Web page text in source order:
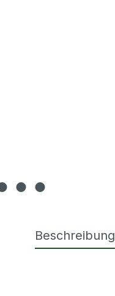
Beschreibung